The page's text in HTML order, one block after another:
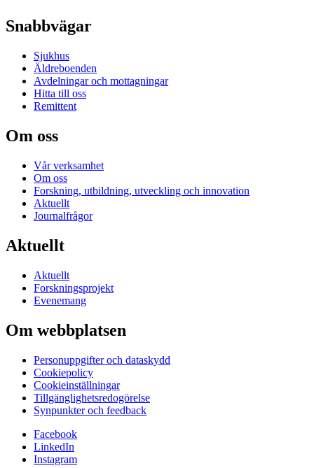
Snabbvägar
Sjukhus
Äldreboenden
Avdelningar och mottagningar
Hitta till oss
Remittent
Om oss
Vår verksamhet
Om oss
Forskning, utbildning, utveckling och innovation
Aktuellt
Journalfrågor
Aktuellt
Aktuellt
Forskningsprojekt
Evenemang
Om webbplatsen
Personuppgifter och dataskydd
Cookiepolicy
Cookieinställningar
Tillgänglighetsredogörelse
Synpunkter och feedback
Facebook
LinkedIn
Instagram